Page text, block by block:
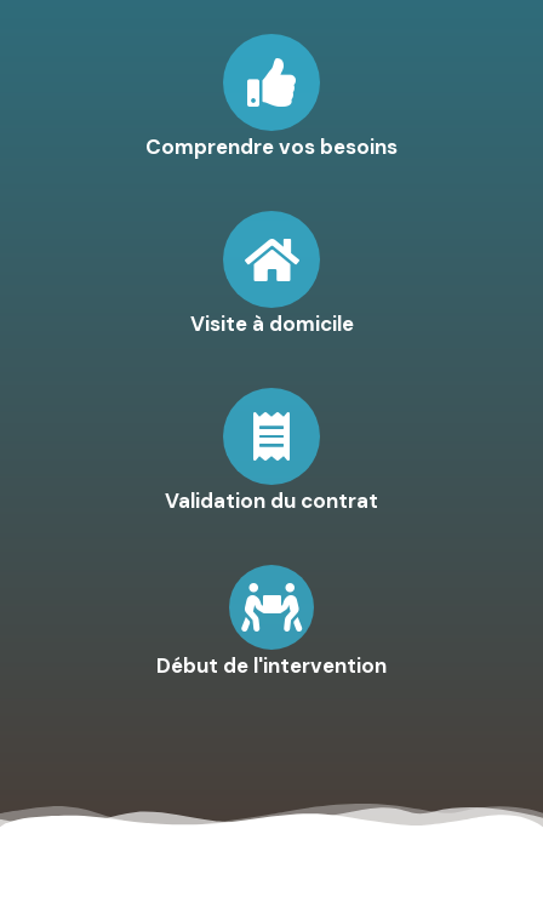
Comprendre vos besoins
Visite à domicile
Validation du contrat
Début de l'intervention